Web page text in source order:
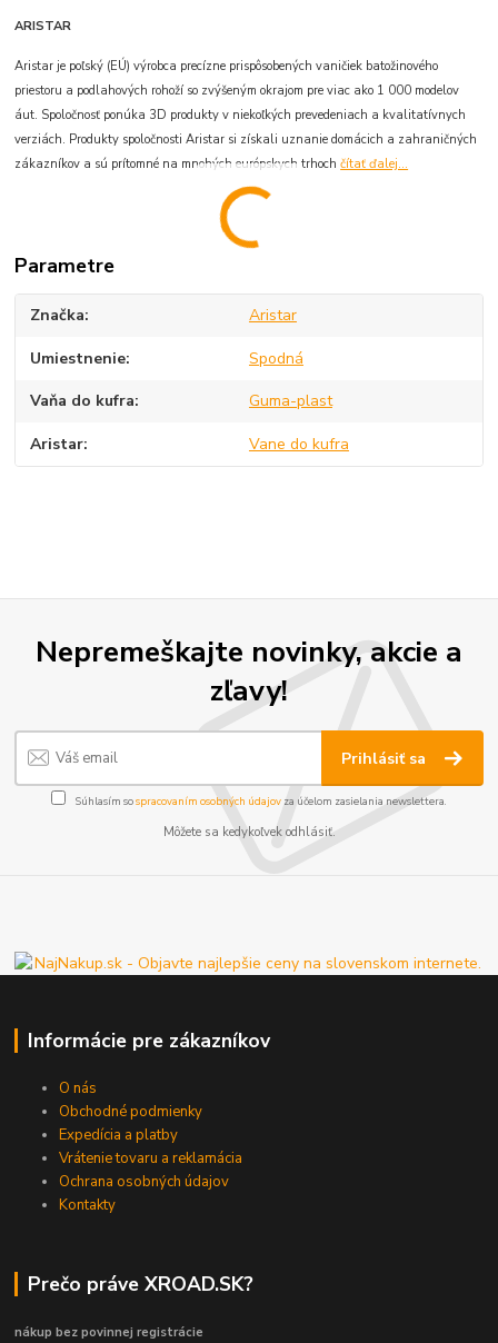
ARISTAR
Aristar je poľský (EÚ) výrobca precízne prispôsobených vaničiek batožinového
priestoru a podlahových rohoží so zvýšeným okrajom pre viac ako 1 000 modelov
áut. Spoločnosť ponúka 3D produkty v niekoľkých prevedeniach a kvalitatívnych
verziách. Produkty spoločnosti Aristar si získali uznanie domácich a zahraničných
zákazníkov a sú prítomné na mnohých európskych trhochčítať ďalej...
Parametre
Značka Aristar
Umiestnenie Spodná
Vaňa do kufra Guma-plast
Aristar Vane do kufra
Nepremeškajte novinky, akcie a
zľavy!
Prihlásiť sa
Súhlasím sospracovaním osobných údajov za účelom zasielania newslettera.
Môžete sa kedykoľvek odhlásiť.
Informácie pre zákazníkov
O nás
Obchodné podmienky
Expedícia a platby
Vrátenie tovaru a reklamácia
Ochrana osobných údajov
Kontakty
Prečo práve XROAD.SK?
nákup bez povinnej registrácie